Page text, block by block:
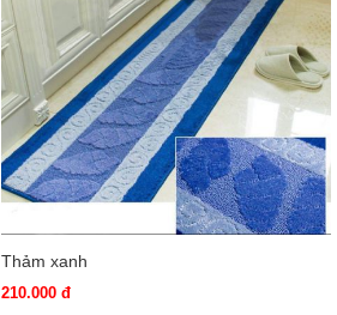
Thảm xanh
210.000 đ